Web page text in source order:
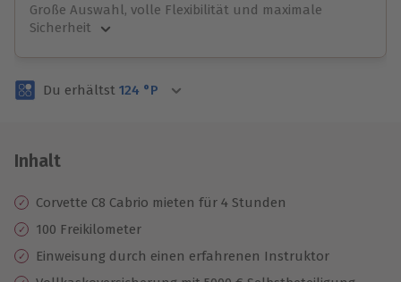
Große Auswahl, volle Flexibilität und maximale
Sicherheit
Volle Flexibilität
3 Jahre gültig & verlängerbar.
Du erhältst 124 °P
Inhalt
Corvette C8 Cabrio mieten für 4 Stunden
100 Freikilometer
Einweisung durch einen erfahrenen Instruktor